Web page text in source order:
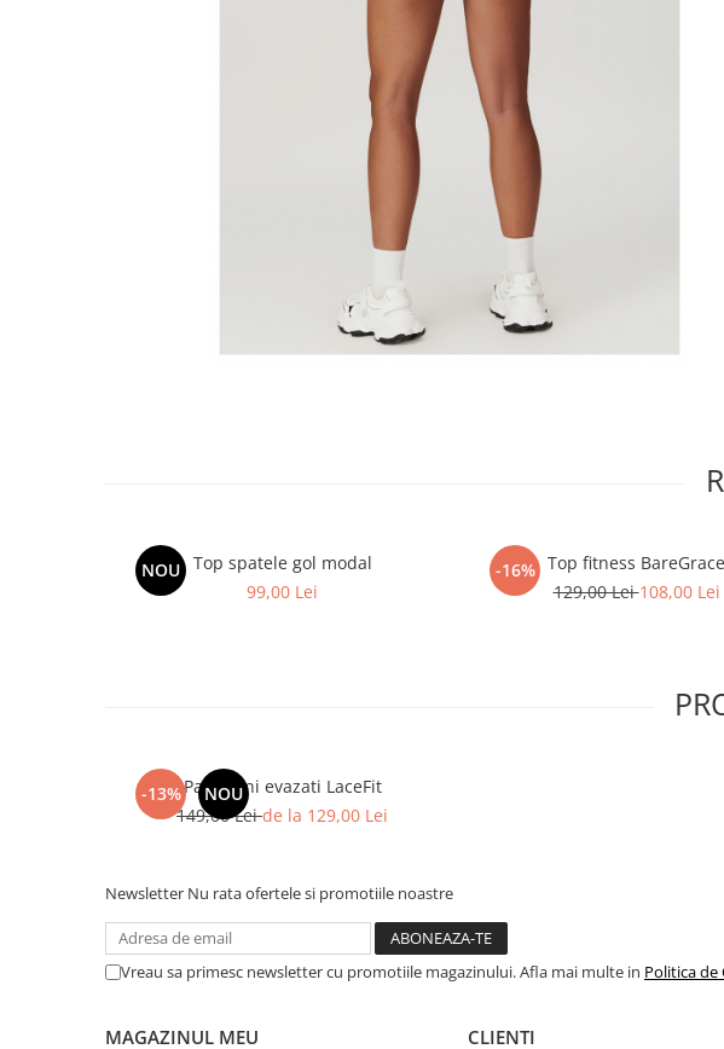
NOU Top spatele gol modal
99,00 Lei
-16% Top fitness BareGrace
129,00 Lei108,00 Lei
-13% NOU
Pantaloni evazati LaceFit
149,00 Leide la 129,00 Lei
Newsletter Nu rata ofertele si promotiile noastre
Vreau sa primesc newsletter cu promotiile magazinului. Afla mai multe in Politica
MAGAZINUL MEU CLIENTI